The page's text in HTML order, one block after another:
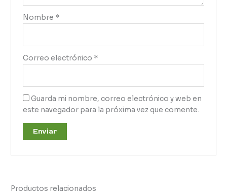
Nombre *
Correo electrónico *
Guarda mi nombre, correo electrónico y web en
este navegador para la próxima vez que comente.
Productos relacionados